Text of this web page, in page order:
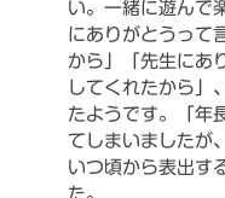
い。一緒に遊んで
にありがとうって
から」「先生にあ
してくれたから」
たようです。「年
てしまいましたが
いつ頃から表出す
た。